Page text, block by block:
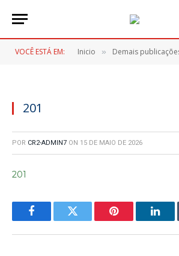
VOCÊ ESTÁ EM: Inicio » Demais
201
POR CR2-ADMIN7 ON 15 DE MAIO DE 2026
201
FacebookTwitter Pinterest